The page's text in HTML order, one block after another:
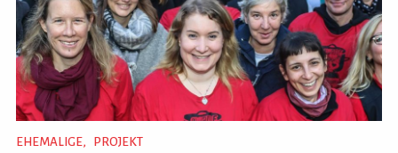
EHEMALIGE PROJEKT